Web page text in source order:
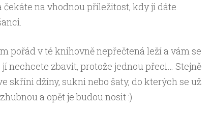
čekáte na vhodnou příležitost, kdy ji dáte
pořád v té knihovně nepřečtená leží a vám se
nechcete zbavit, protože jednou přeci… Stejně
skříni džíny, sukni nebo šaty, do kterých se už
a opět je budou nosit :)